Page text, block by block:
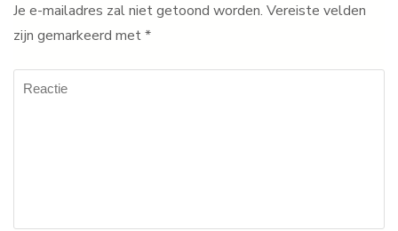
Je e-mailadres zal niet getoond worden. Vereiste velden
zijn gemarkeerd met*
Reactie